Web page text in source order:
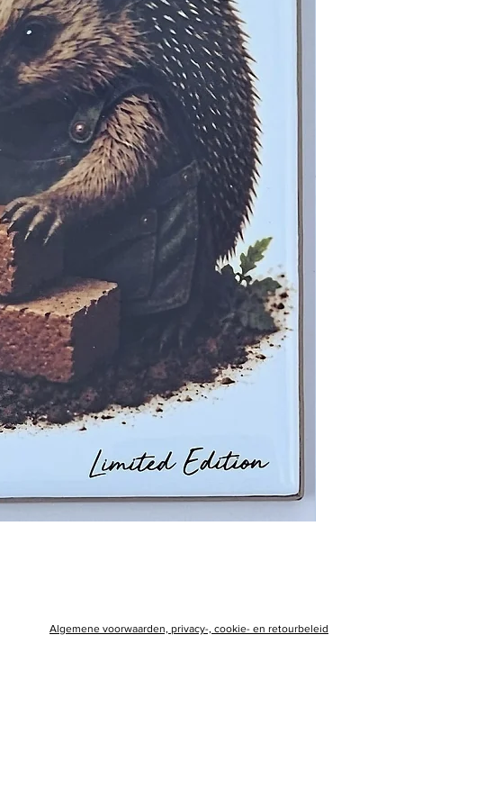
Algemene voorwaarden, privacy-, cookie- en retourbeleid